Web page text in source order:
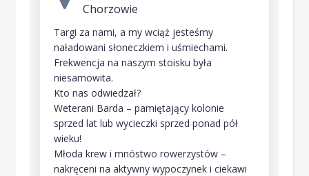
Chorzowie
Targi za nami, a my wciąż jesteśmy
naładowani słoneczkiem i uśmiechami.
Frekwencja na naszym stoisku była
niesamowita.
Kto nas odwiedzał?
Weterani Barda – pamiętający kolonie
sprzed lat lub wycieczki sprzed ponad pół
wieku!
Młoda krew i mnóstwo rowerzystów –
nakręceni na aktywny wypoczynek i ciekawi